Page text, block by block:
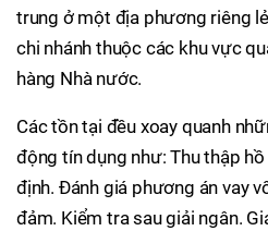
trung ở một địa phương riêng
chi nhánh thuộc các khu vực
hàng Nhà nước.
Các tồn tại đều xoay quanh
động tín dụng như: Thu thập
định. Đánh giá phương án vay
đảm. Kiểm tra sau giải ngân.